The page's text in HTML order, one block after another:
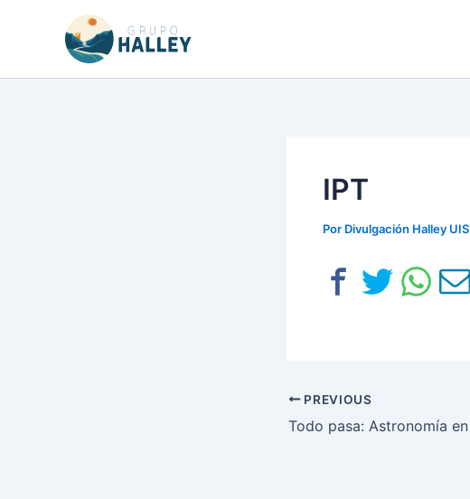
IPT
Por Divulgación Halley UIS
PREVIOUS